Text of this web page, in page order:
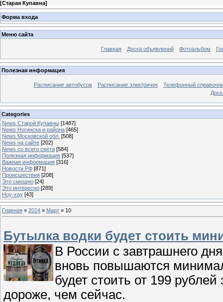
[Старая Купавна]
Форма входа
Меню сайта
Главная Доска объявлений Фотоальбом
Полезная информация
Расписание автобусов Расписание электричек
Телефонный
Categories
News Старой Купавны [1487]
News Ногинска и района [465]
News Московской обл. [508]
News на сайте [202]
News со всего света [584]
Полезная информация [537]
Важная информация [316]
Новости РФ [871]
Происшествия [208]
Это смешно [24]
Это интересно [289]
Ноу-хау [43]
Главная » 2014 » Март » 10
Бутылка водки будет стоить
В России с завтрашнего
вновь повышаются
будет стоить от 199
дороже, чем сейчас.